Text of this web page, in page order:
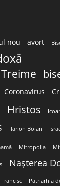
nou avort
Coronavirus
Hristos
Ilarion Boian
Mitropolia
Nașterea
Francisc Patriarhia